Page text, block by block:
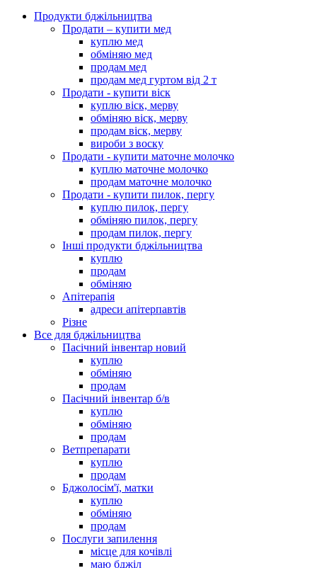
Продукти бджільництва
Продати – купити мед
куплю мед
обміняю мед
продам мед
продам мед гуртом від 2 т
Продати - купити віск
куплю віск, мерву
обміняю віск, мерву
продам віск, мерву
вироби з воску
Продати - купити маточне молочко
куплю маточне молочко
продам маточне молочко
Продати - купити пилок, пергу
куплю пилок, пергу
обміняю пилок, пергу
продам пилок, пергу
Інші продукти бджільництва
куплю
продам
обміняю
Апітерапія
адреси апітерпавтів
Різне
Все для бджільництва
Пасічний інвентар новий
куплю
обміняю
продам
Пасічний інвентар б/в
куплю
обміняю
продам
Ветпрепарати
куплю
продам
Бджолосім'ї, матки
куплю
обміняю
продам
Послуги запилення
місце для кочівлі
маю бджіл